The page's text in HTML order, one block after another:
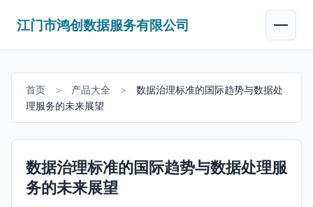
江门市鸿创数据服务有限公司
首页 > 产品大全 >
数据治理标准的国际趋势与数据处
理服务的未来展望
数据治理标准的国际趋势与数据处理服
务的未来展望